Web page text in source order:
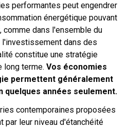
performantes peut engendrer
énergétique pouvant
comme dans l'ensemble du
dans des
constitue une stratégie
long terme. Vos économies
permettent généralement
quelques années seulement.
contemporaines proposées
par leur niveau d'étanchéité